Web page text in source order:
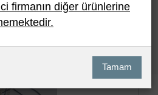
En Çok İncelenen
firmanın diğer ürünlerine
Tamam